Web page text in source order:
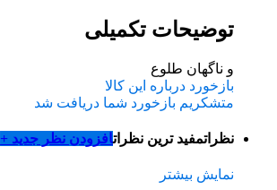
توضیحات تکمیلی
و ناگهان طلوع
بازخورد درباره این کالا
متشکریم بازخورد شما دریافت شد
نظراتمفید ترین نظراتافزودن نظر جدید +
نمایش بیشتر